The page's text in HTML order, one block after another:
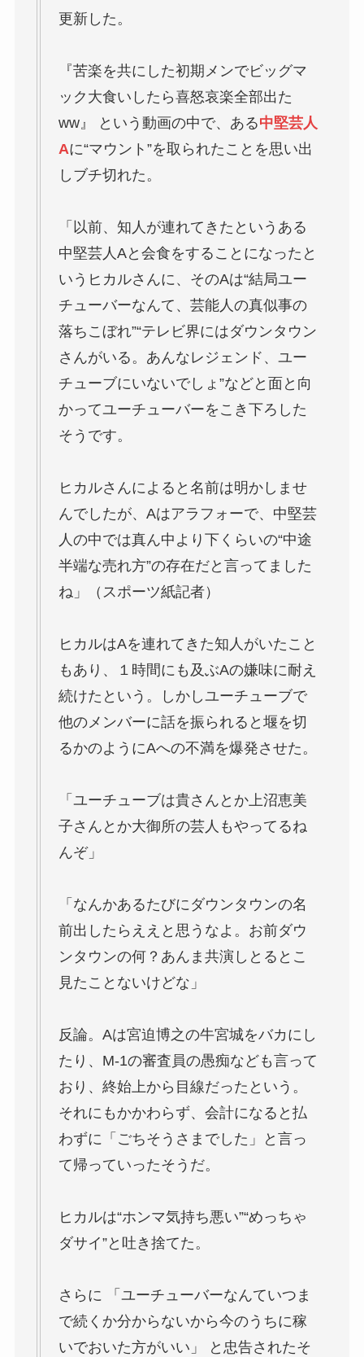
更新した。
『苦楽を共にした初期メンでビッグマ
ック大食いしたら喜怒哀楽全部出た
ww』 という動画の中で、ある中堅芸人
Aに“マウント”を取られたことを思い出
しブチ切れた。
「以前、知人が連れてきたというある
中堅芸人Aと会食をすることになったと
いうヒカルさんに、そのAは“結局ユー
チューバーなんて、芸能人の真似事の
落ちこぼれ”“テレビ界にはダウンタウン
さんがいる。あんなレジェンド、ユー
チューブにいないでしょ”などと面と向
かってユーチューバーをこき下ろした
そうです。
ヒカルさんによると名前は明かしませ
んでしたが、Aはアラフォーで、中堅芸
人の中では真ん中より下くらいの“中途
半端な売れ方”の存在だと言ってました
ね」（スポーツ紙記者）
ヒカルはAを連れてきた知人がいたこと
もあり、１時間にも及ぶAの嫌味に耐え
続けたという。しかしユーチューブで
他のメンバーに話を振られると堰を切
るかのようにAへの不満を爆発させた。
「ユーチューブは貴さんとか上沼恵美
子さんとか大御所の芸人もやってるね
んぞ」
「なんかあるたびにダウンタウンの名
前出したらええと思うなよ。お前ダウ
ンタウンの何？あんま共演しとるとこ
見たことないけどな」
反論。Aは宮迫博之の牛宮城をバカにし
たり、M-1の審査員の愚痴なども言って
おり、終始上から目線だったという。
それにもかかわらず、会計になると払
わずに「ごちそうさまでした」と言っ
て帰っていったそうだ。
ヒカルは“ホンマ気持ち悪い”“めっちゃ
ダサイ”と吐き捨てた。
さらに 「ユーチューバーなんていつま
で続くか分からないから今のうちに稼
いでおいた方がいい」 と忠告されたそ